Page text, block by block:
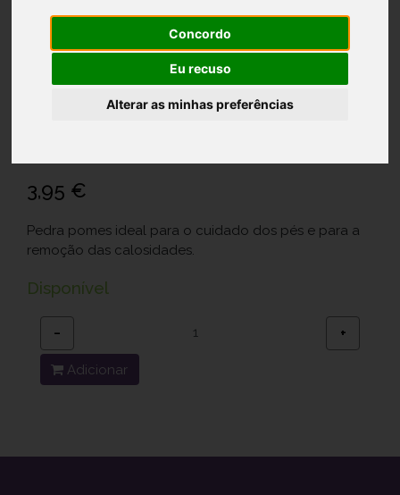
Concordo
Eu recuso
Alterar as minhas preferências
Cutilfar Pedra Pomes
3,95 €
Pedra pomes ideal para o cuidado dos pés e para a
remoção das calosidades.
Disponível
− +
Adicionar